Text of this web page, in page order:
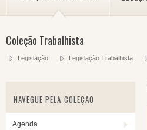
Coleção Trabalhista
Legislação Legislação Trabalhista
NAVEGUE PELA COLEÇÃO
Agenda